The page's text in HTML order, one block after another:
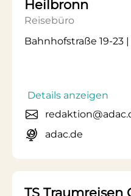
Heilbronn
Reisebüro
Bahnhofstraße 19-23
Details anzeigen
adac.de
TS Traumreisen